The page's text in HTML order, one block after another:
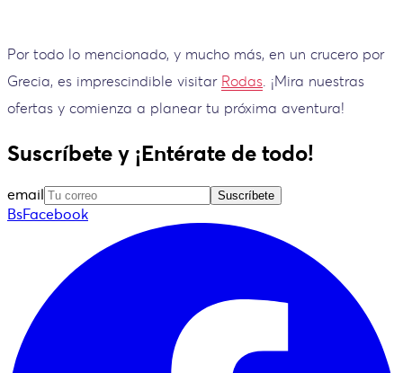
Por todo lo mencionado, y mucho más, en un crucero por
Grecia, es imprescindible visitar Rodas. ¡Mira nuestras
ofertas y comienza a planear tu próxima aventura!
Suscríbete y ¡Entérate de todo!
email Suscríbete
BsFacebook